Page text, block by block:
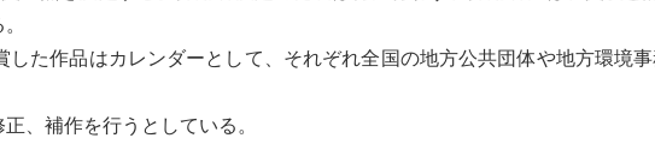
た作品はカレンダーとして、それぞれ全国の地方公共団体や地方環境
、補作を行うとしている。